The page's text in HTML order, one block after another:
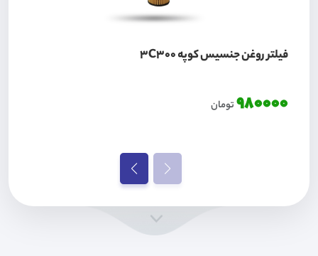
فیلتر روغن جنسیس کوپه 3C300
980000تومان